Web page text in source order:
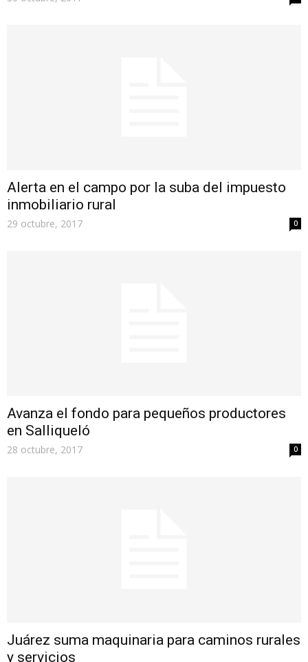
Alerta en el campo por la suba del impuesto
inmobiliario rural
29 octubre, 2017 0
Avanza el fondo para pequeños productores
en Salliqueló
28 octubre, 2017 0
Juárez suma maquinaria para caminos rurales
y servicios